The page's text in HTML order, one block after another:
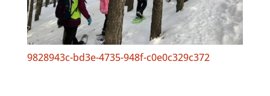
9828943c-bd3e-4735-948f-c0e0c329c372